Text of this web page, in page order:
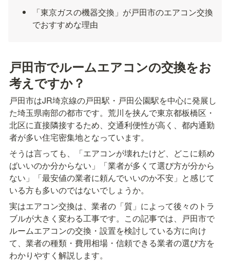
「東京ガスの機器交換」が戸田市のエアコン交換
でおすすめな理由
戸田市でルームエアコンの交換をお
考えですか？
戸田市はJR埼京線の戸田駅・戸田公園駅を中心に発展し
た埼玉県南部の都市です。荒川を挟んで東京都板橋区・
北区に直接隣接するため、交通利便性が高く、都内通勤
者が多い住宅密集地となっています。
そうは言っても、「エアコンが壊れたけど、どこに頼め
ばいいのか分からない」「業者が多くて選び方が分から
ない」「最安値の業者に頼んでいいのか不安」と感じて
いる方も多いのではないでしょうか。
実はエアコン交換は、業者の「質」によって後々のトラ
ブルが大きく変わる工事です。この記事では、戸田市で
ルームエアコンの交換・設置を検討している方に向け
て、業者の種類・費用相場・信頼できる業者の選び方を
わかりやすく解説します。